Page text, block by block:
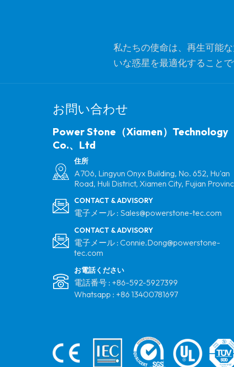
革新的なソーラーフ
ラケット
ストフラットルーフ
ステム
台形金属屋根マウン
フラットルーフアル
ミニウムマトリック
ス三脚太陽マウント
システム
メタルルーフレイレ
ント構造メーカー
太陽垂直PVファーム
私たちの使命は、再生可能
いな惑星を最適化すること
お問い合わせ
Power Stone（Xiamen）Technology
Co.、Ltd
住所
A706, Lingyun Onyx Building, No. 652, Hu'an
Road, Huli District, Xiamen City, Fujian
CONTACT & ADVISORY
電子メール : Sales@powerstone-tec.com
CONTACT & ADVISORY
電子メール : Connie.Dong@powerstone-
tec.com
お電話ください
電話番号 : +86-592-5927399
Whatsapp : +86 13400781697